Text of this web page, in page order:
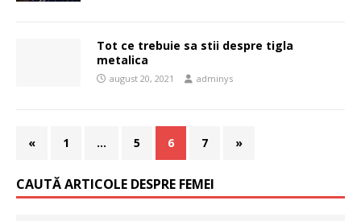
Tot ce trebuie sa stii despre tigla
metalica
august 20, 2021 adminys
« 1 … 5 6 7 »
CAUTĂ ARTICOLE DESPRE FEMEI